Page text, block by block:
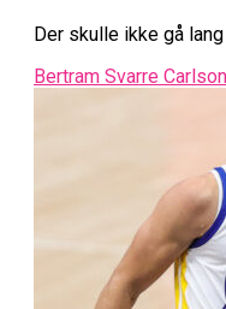
Der skulle ikke gå
Bertram Svarre Carlson